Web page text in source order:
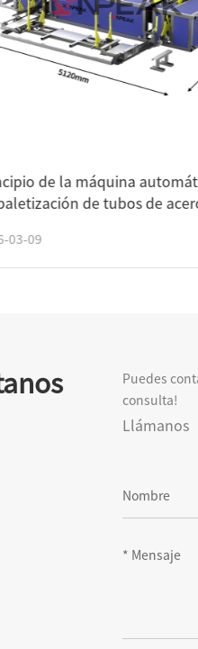
automática
tubos de acero
Puedes
consulta!
Llámanos